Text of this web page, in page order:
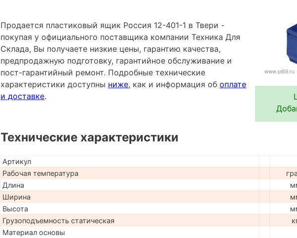
Продается пластиковый ящик Россия 12-401-1 в Твери -
покупая у официального поставщика компании Техника Для
Склада, Вы получаете низкие цены, гарантию качества,
предпродажную подготовку, гарантийное обслуживание и
пост-гарантийный ремонт. Подробные технические
характеристики доступны ниже, как и информация об оплате
и доставке.
Технические характеристики
Артикул
Рабочая температура
Длина
Ширина
Высота
Грузоподъемность статическая
Материал основы